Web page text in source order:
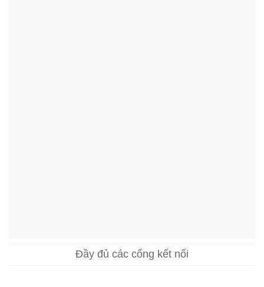
Đầy đủ các cổng kết nối